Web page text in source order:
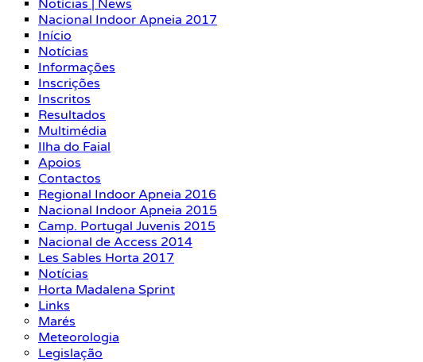
Notícias | News
Nacional Indoor Apneia 2017
Início
Notícias
Informações
Inscrições
Inscritos
Resultados
Multimédia
Ilha do Faial
Apoios
Contactos
Regional Indoor Apneia 2016
Nacional Indoor Apneia 2015
Camp. Portugal Juvenis 2015
Nacional de Access 2014
Les Sables Horta 2017
Notícias
Horta Madalena Sprint
Links
Marés
Meteorologia
Legislação